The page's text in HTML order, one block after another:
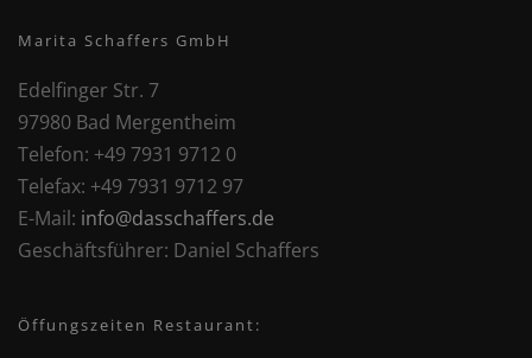
Marita Schaffers GmbH
Edelfinger Str. 7
97980 Bad Mergentheim
Telefon: +49 7931 9712 0
Telefax: +49 7931 9712 97
E-Mail: info@dasschaffers.de
Geschäftsführer: Daniel Schaffers
Öffungszeiten Restaurant: